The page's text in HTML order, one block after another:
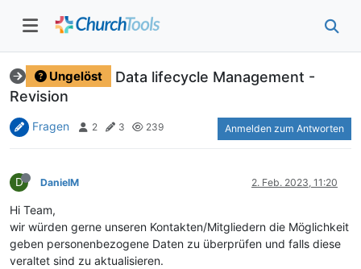
Ungelöst
Data lifecycle Management -
Revision
Fragen 2 3 239 Anmelden zum Antworten
D DanielM 2. Feb. 2023, 11:20
Hi Team,
wir würden gerne unseren Kontakten/Mitgliedern die Möglichkeit
geben personenbezogene Daten zu überprüfen und falls diese
veraltet sind zu aktualisieren.